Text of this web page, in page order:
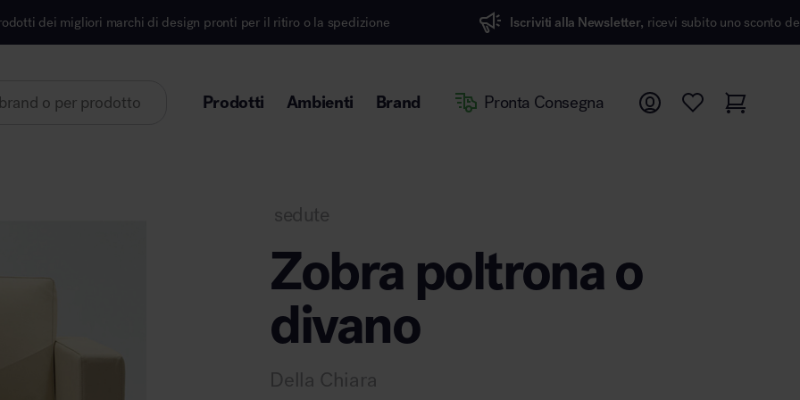
di design pronti per il ritiro o la spedizione Iscriviti alla Newsletter, ricevi subito uno sconto del 7%
Prodotti Ambienti Brand Pronta Consegna
sedute
Zobra poltrona o
divano
Della Chiara